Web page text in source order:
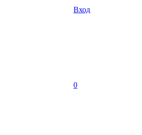
Вход
0